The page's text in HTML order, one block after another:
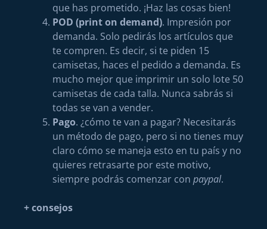
que has prometido. ¡Haz las cosas bien!
POD (print on demand). Impresión por
demanda. Solo pedirás los artículos que
te compren. Es decir, si te piden 15
camisetas, haces el pedido a demanda. Es
mucho mejor que imprimir un solo lote 50
camisetas de cada talla. Nunca sabrás si
todas se van a vender.
Pago. ¿cómo te van a pagar? Necesitarás
un método de pago, pero si no tienes muy
claro cómo se maneja esto en tu país y no
quieres retrasarte por este motivo,
siempre podrás comenzar con paypal.
+ consejos